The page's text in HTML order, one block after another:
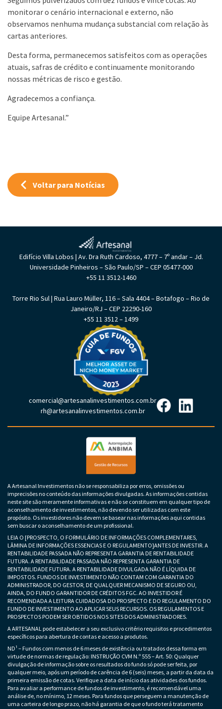
monitorar o cenário internacional e externo, não
observamos nenhuma mudança substancial com relação às
cartas anteriores.
Desta forma, permanecemos satisfeitos com as operações
atuais, safras de crédito e continuamente monitorando
nossas métricas de risco e gestão.
Agradecemos a confiança.
Equipe Artesanal.”
Voltar para Notícias
Edifício Villa Lobos | Av. Dra Ruth Cardoso, 4777 – 7º andar – Jd.
Universidade Pinheiros – São Paulo/SP – CEP 05477-000
+55 11 3512-1460
Torre Rio Sul | Rua Lauro Müller, 116 – Sala 4404 – Botafogo – Rio de
Janeiro/RJ – CEP 22290-160
+55 11 3512 – 1499
comercial@artesanalinvestimentos.com.br
rh@artesanalinvestimentos.com.br
A Artesanal Investimentos não se responsabiliza por erros, omissões ou
imprecisões no conteúdo das informações divulgadas. As informações contidas
neste site são meramente informativas e não se constituem em qualquer tipo de
aconselhamento de investimentos, não devendo ser utilizadas com este
propósito. Os investidores não devem se basear nas informações aqui contidas
sem buscar o aconselhamento de um profissional.
LEIA O [PROSPECTO, O FORMULÁRIO DE INFORMAÇÕES COMPLEMENTARES,
LÂMINA DE INFORMAÇÕES ESSENCIAS E O REGULAMENTO]ANTES DE INVESTIR. A
RENTABILIDADE PASSADA NÃO REPRESENTA GARANTIA DE RENTABILIDADE
FUTURA. A RENTABILIDADE PASSADA NÃO REPRESENTA GARANTIA DE
RENTABILIDADE FUTURA. A RENTABILIDADE DIVULGADA NÃO É LÍQUIDA DE
IMPOSTOS. FUNDOS DE INVESTIMENTO NÃO CONTAM COM GARANTIA DO
ADMINISTRADOR, DO GESTOR, DE QUALQUER MECANISMO DE SEGURO OU,
AINDA, DO FUNDO GARANTIDOR DE CRÉDITOS FGC. AO INVESTIDOR É
RECOMENDADA A LEITURA CUIDADOSA DO PROSPECTO E DO REGULAMENTO DO
FUNDO DE INVESTIMENTO AO APLICAR SEUS RECURSOS. OS REGULAMENTOS E
PROSPECTOS PODEM SER OBTIDOS NOS SITES DOS ADMINISTRADORES.
A ARTESANAL pode estabelecer a seu exclusivo critério requisitos e procedimentos
específicos para abertura de contas e acesso a produtos.
ND¹ – Fundos com menos de 6 meses de existência ou tratados dessa forma em
virtude de normas de regulação: INSTRUÇÃO CVM N.º 555 – Art. 50: Qualquer
divulgação de informação sobre os resultados do fundo só pode ser feita, por
qualquer meio, após um período de carência de 6 (seis) meses, a partir da data da
primeira emissão de cotas. Verifique a data de início das atividades dos fundos.
Para avaliar a performance de fundos de investimento, é recomendável uma
análise de, no mínimo, 12 meses. Para fundos que perseguem a manutenção de
uma carteira de longo prazo, não há garantia de que o fundo terá tratamento